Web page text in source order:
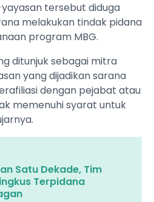
tersebut diduga
melakukan tindak pidana
program MBG.
ditunjuk sebagai mitra
yang dijadikan sarana
dengan pejabat atau
memenuhi syarat untuk
Satu Dekade, Tim
Terpidana